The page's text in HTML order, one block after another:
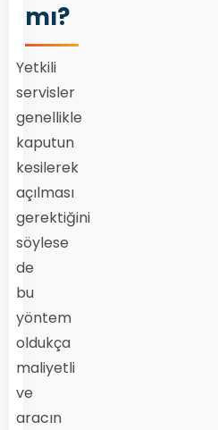
mı?
Yetkili
servisler
genellikle
kaputun
kesilerek
açılması
gerektiğini
söylese
de
bu
yöntem
oldukça
maliyetli
ve
aracın